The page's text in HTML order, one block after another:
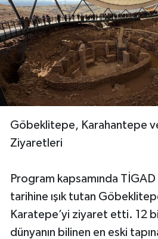
Göbeklitepe, Karahantepe
Ziyaretleri
Program kapsamında TİGAD
tarihine ışık tutan
Karatepe’yi ziyaret etti. 12
dünyanın bilinen en eski